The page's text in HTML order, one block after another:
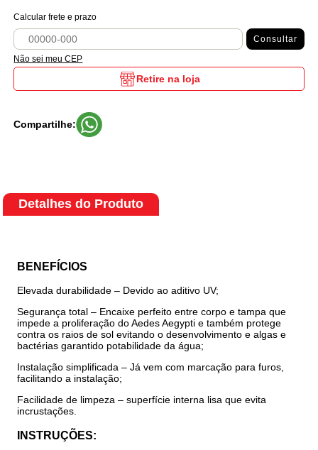
Calcular frete e prazo
Consultar
Não sei meu CEP
Retire na loja
Compartilhe:
Detalhes do Produto
BENEFÍCIOS
Elevada durabilidade – Devido ao aditivo UV;
Segurança total – Encaixe perfeito entre corpo e tampa que
impede a proliferação do Aedes Aegypti e também protege
contra os raios de sol evitando o desenvolvimento e algas e
bactérias garantido potabilidade da água;
Instalação simplificada – Já vem com marcação para furos,
facilitando a instalação;
Facilidade de limpeza – superfície interna lisa que evita
incrustações.
INSTRUÇÕES: